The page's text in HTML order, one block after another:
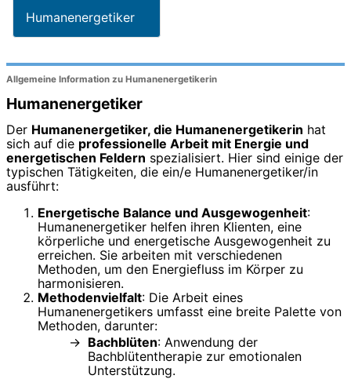
Humanenergetiker
Allgemeine Information zu Humanenergetikerin
Humanenergetiker
Der Humanenergetiker, die Humanenergetikerin hat
sich auf die professionelle Arbeit mit Energie und
energetischen Feldern spezialisiert. Hier sind einige der
typischen Tätigkeiten, die ein/e Humanenergetiker/in
ausführt:
Energetische Balance und Ausgewogenheit:
Humanenergetiker helfen ihren Klienten, eine
körperliche und energetische Ausgewogenheit zu
erreichen. Sie arbeiten mit verschiedenen
Methoden, um den Energiefluss im Körper zu
harmonisieren.
Methodenvielfalt: Die Arbeit eines
Humanenergetikers umfasst eine breite Palette von
Methoden, darunter:
Bachblüten: Anwendung der
Bachblütentherapie zur emotionalen
Unterstützung.